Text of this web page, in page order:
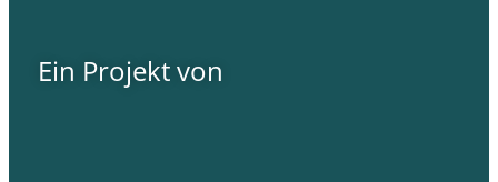
Ein Projekt von